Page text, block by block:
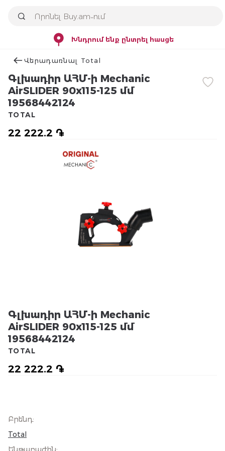
Խնդրում ենք ընտրել հասցե
Վերադառնալ Total
Գլխադիր ԱՀՄ-ի Mechanic
AirSLIDER 90x115-125 մմ
19568442124
22 222.2 ֏
TOTAL
Գլխադիր ԱՀՄ-ի Mechanic
AirSLIDER 90x115-125 մմ
19568442124
22 222.2 ֏
TOTAL
Բրենդ:
Total